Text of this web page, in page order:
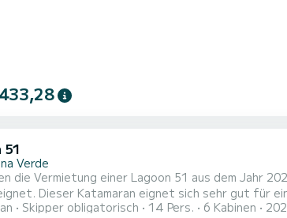
51
Verde
die Vermietung einer Lagoon 51 aus dem Jahr
Dieser Katamaran eignet sich sehr gut für eine
Kabinen und bietet Platz für 12 Personen. Mit
Skipper obligatorisch 14 Pers. 6 Kabinen